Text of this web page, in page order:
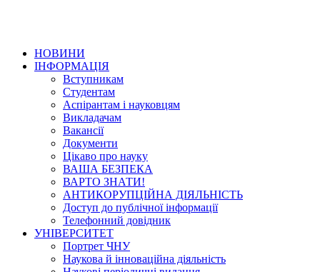
НОВИНИ
ІНФОРМАЦІЯ
Вступникам
Студентам
Аспірантам і науковцям
Викладачам
Вакансії
Документи
Цікаво про науку
ВАША БЕЗПЕКА
ВАРТО ЗНАТИ!
АНТИКОРУПЦІЙНА ДІЯЛЬНІСТЬ
Доступ до публічної інформації
Телефонний довідник
УНІВЕРСИТЕТ
Портрет ЧНУ
Наукова й інноваційна діяльність